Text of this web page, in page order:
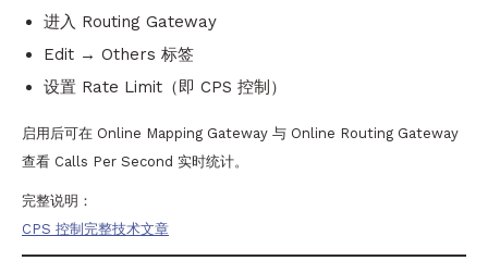
进入 Routing Gateway
Edit → Others 标签
设置 Rate Limit（即 CPS 控制）
启用后可在 Online Mapping Gateway 与 Online Routing Gateway
查看 Calls Per Second 实时统计。
完整说明：
CPS 控制完整技术文章